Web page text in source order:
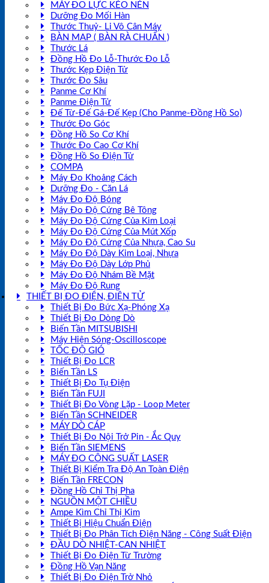
MÁY ĐO LỰC KÉO NÉN
Dưỡng Đo Mối Hàn
Thước Thuỷ- Li Vô Cân Máy
BÀN MAP ( BÀN RÀ CHUẨN )
Thước Lá
Đồng Hồ Đo Lỗ-Thước Đo Lỗ
Thước Kẹp Điện Tử
Thước Đo Sâu
Panme Cơ Khí
Panme Điện Tử
Đế Từ-Đế Gá-Đế Kẹp (Cho Panme-Đồng Hồ So)
Thước Đo Góc
Đồng Hồ So Cơ Khí
Thước Đo Cao Cơ Khí
Đồng Hồ So Điện Tử
COMPA
Máy Đo Khoảng Cách
Dưỡng Đo - Căn Lá
Máy Đo Độ Bóng
Máy Đo Độ Cứng Bê Tông
Máy Đo Độ Cứng Của Kim Loại
Máy Đo Độ Cứng Của Mút Xốp
Máy Đo Độ Cứng Của Nhựa, Cao Su
Máy Đo Độ Dày Kim Loại, Nhựa
Máy Đo Độ Dày Lớp Phủ
Máy Đo Độ Nhám Bề Mặt
Máy Đo Độ Rung
THIẾT BỊ ĐO ĐIỆN, ĐIỆN TỬ
Thiết Bị Đo Bức Xạ-Phóng Xạ
Thiết Bị Đo Dòng Dò
Biến Tần MITSUBISHI
Máy Hiện Sóng-Oscilloscope
TỐC ĐỘ GIÓ
Thiết Bị Đo LCR
Biến Tần LS
Thiết Bị Đo Tụ Điện
Biến Tần FUJI
Thiết Bị Đo Vòng Lặp - Loop Meter
Biến Tần SCHNEIDER
MÁY DÒ CÁP
Thiết Bị Đo Nội Trở Pin - Ắc Quy
Biến Tần SIEMENS
MÁY ĐO CÔNG SUẤT LASER
Thiết Bị Kiểm Tra Độ An Toàn Điện
Biến Tần FRECON
Đồng Hồ Chỉ Thị Pha
NGUỒN MỘT CHIỀU
Ampe Kìm Chỉ Thị Kim
Thiết Bị Hiệu Chuẩn Điện
Thiết Bị Đo Phân Tích Điện Năng - Công Suất Điện
ĐẦU DÒ NHIỆT-CAN NHIỆT
Thiết Bị Đo Điện Từ Trường
Đồng Hồ Vạn Năng
Thiết Bị Đo Điện Trở Nhỏ